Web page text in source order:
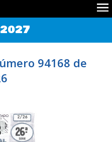
2027
94168 de